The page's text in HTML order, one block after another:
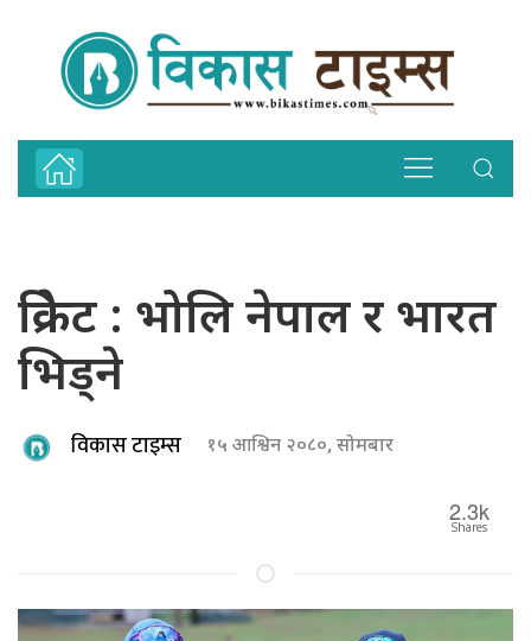
क्रिकेट : भोलि नेपाल र भारत
भिड्ने
विकास टाइम्स १५ आश्विन २०८०, सोमबार
2.3k
Shares